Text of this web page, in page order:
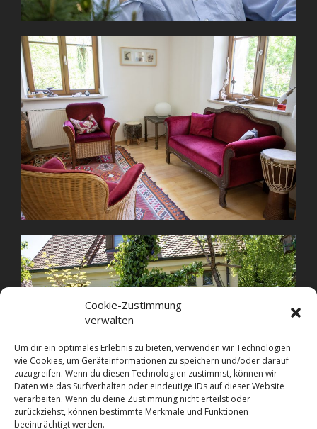
Cookie-Zustimmung
verwalten
Um dir ein optimales Erlebnis zu bieten, verwenden wir Technologien
wie Cookies, um Geräteinformationen zu speichern und/oder darauf
zuzugreifen. Wenn du diesen Technologien zustimmst, können wir
Daten wie das Surfverhalten oder eindeutige IDs auf dieser Website
verarbeiten. Wenn du deine Zustimmung nicht erteilst oder
zurückziehst, können bestimmte Merkmale und Funktionen
beeinträchtigt werden.